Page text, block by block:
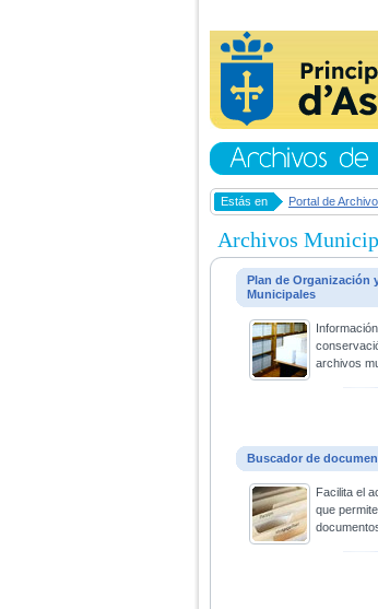
Estás en Portal de
Archivos
Plan de Organización
Municipales
archivos
Buscador de
Facilita el
que